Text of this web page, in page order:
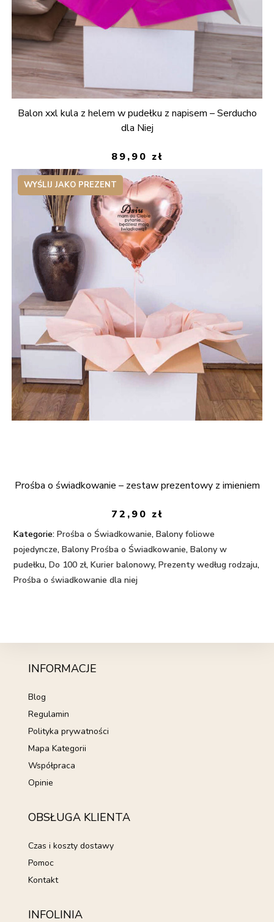
Balon xxl kula z helem w pudełku z napisem – Serducho
dla Niej
89,90 zł
WYŚLIJ JAKO PREZENT
Prośba o świadkowanie – zestaw prezentowy z imieniem
72,90 zł
Kategorie: Prośba o Świadkowanie,Balony foliowe
pojedyncze,Balony Prośba o Świadkowanie,Balony w
pudełku,Do 100 zł,Kurier balonowy,Prezenty według rodzaju,
Prośba o świadkowanie dla niej
INFORMACJE
Blog
Regulamin
Polityka prywatności
Mapa Kategorii
Współpraca
Opinie
OBSŁUGA KLIENTA
Czas i koszty dostawy
Pomoc
Kontakt
INFOLINIA